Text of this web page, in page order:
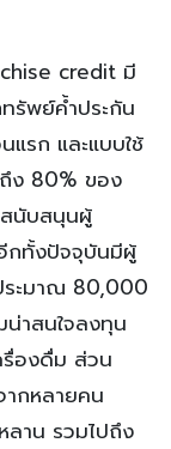
credit มี
รัพย์ค้ำประกัน
รก และแบบใช้
ถึง 80% ของ
สนับสนุนผู้
กทั้งปัจจุบันมีผู้
ระมาณ 80,000
าสนใจลงทุน
รื่องดื่ม ส่วน
ากหลายคน
ลาน รวมไปถึง